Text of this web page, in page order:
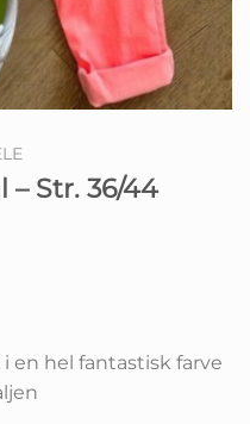
– Str. 36/44
en hel fantastisk farve